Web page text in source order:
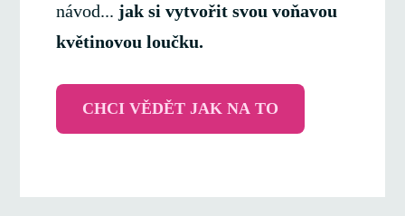
návod... jak si vytvořit svou voňavou
květinovou loučku.
CHCI VĚDĚT JAK NA TO